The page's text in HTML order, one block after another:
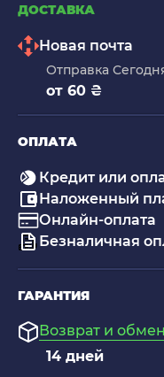
ДОСТАВКА
Новая почта
Отправка
от 60 ₴
ОПЛАТА
Кредит или
Наложенный
Онлайн-оплата
Безналичная
ГАРАНТИЯ
Возврат и обмен
14 дней